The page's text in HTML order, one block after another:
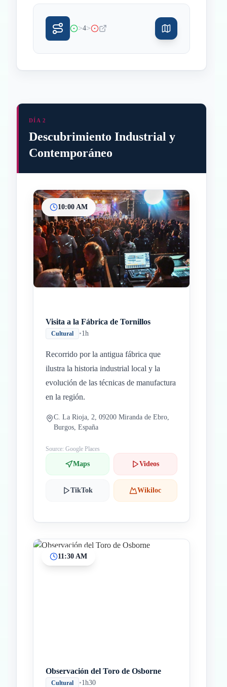
>4>
InicioParadas intermedias
Final
DÍA 2
Descubrimiento Industrial y
Contemporáneo
10:00 AM
Visita a la Fábrica de Tornillos
Cultural •1h
Recorrido por la antigua fábrica que
ilustra la historia industrial local y la
evolución de las técnicas de manufactura
en la región.
C. La Rioja, 2, 09200 Miranda de Ebro,
Burgos, España
Source: Google Places
Maps Videos
TikTok Wikiloc
11:30 AM
Observación del Toro de Osborne
Cultural •1h30